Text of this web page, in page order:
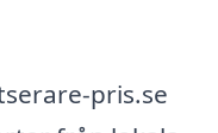
pris.se